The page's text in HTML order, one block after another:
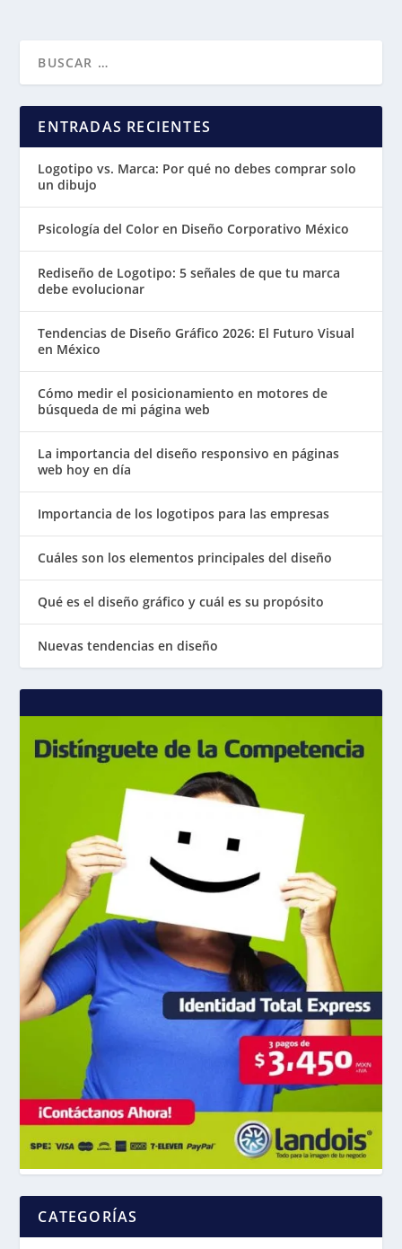
ENTRADAS RECIENTES
Logotipo vs. Marca: Por qué no debes comprar solo
un dibujo
Psicología del Color en Diseño Corporativo México
Rediseño de Logotipo: 5 señales de que tu marca
debe evolucionar
Tendencias de Diseño Gráfico 2026: El Futuro Visual
en México
Cómo medir el posicionamiento en motores de
búsqueda de mi página web
La importancia del diseño responsivo en páginas
web hoy en día
Importancia de los logotipos para las empresas
Cuáles son los elementos principales del diseño
Qué es el diseño gráfico y cuál es su propósito
Nuevas tendencias en diseño
CATEGORÍAS